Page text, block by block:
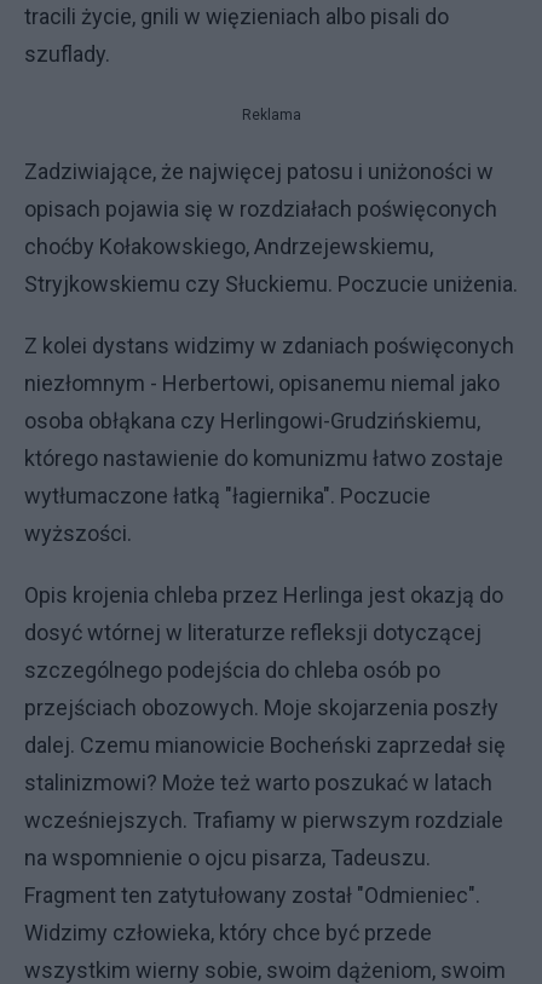
tracili życie, gnili w więzieniach albo pisali do
szuflady.
Reklama
Zadziwiające, że najwięcej patosu i uniżoności w
opisach pojawia się w rozdziałach poświęconych
choćby Kołakowskiego, Andrzejewskiemu,
Stryjkowskiemu czy Słuckiemu. Poczucie uniżenia.
Z kolei dystans widzimy w zdaniach poświęconych
niezłomnym - Herbertowi, opisanemu niemal jako
osoba obłąkana czy Herlingowi-Grudzińskiemu,
którego nastawienie do komunizmu łatwo zostaje
wytłumaczone łatką "łagiernika". Poczucie
wyższości.
Opis krojenia chleba przez Herlinga jest okazją do
dosyć wtórnej w literaturze refleksji dotyczącej
szczególnego podejścia do chleba osób po
przejściach obozowych. Moje skojarzenia poszły
dalej. Czemu mianowicie Bocheński zaprzedał się
stalinizmowi? Może też warto poszukać w latach
wcześniejszych. Trafiamy w pierwszym rozdziale
na wspomnienie o ojcu pisarza, Tadeuszu.
Fragment ten zatytułowany został "Odmieniec".
Widzimy człowieka, który chce być przede
wszystkim wierny sobie, swoim dążeniom, swoim